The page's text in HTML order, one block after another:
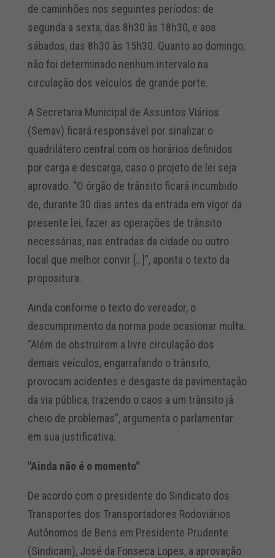
de caminhões nos seguintes períodos: de
segunda a sexta, das 8h30 às 18h30, e aos
sábados, das 8h30 às 15h30. Quanto ao domingo,
não foi determinado nenhum intervalo na
circulação dos veículos de grande porte.
A Secretaria Municipal de Assuntos Viários
(Semav) ficará responsável por sinalizar o
quadrilátero central com os horários definidos
por carga e descarga, caso o projeto de lei seja
aprovado. “O órgão de trânsito ficará incumbido
de, durante 30 dias antes da entrada em vigor da
presente lei, fazer as operações de trânsito
necessárias, nas entradas da cidade ou outro
local que melhor convir […]”, aponta o texto da
propositura.
Ainda conforme o texto do vereador, o
descumprimento da norma pode ocasionar multa.
“Além de obstruírem a livre circulação dos
demais veículos, engarrafando o trânsito,
provocam acidentes e desgaste da pavimentação
da via pública, trazendo o caos a um trânsito já
cheio de problemas”, argumenta o parlamentar
em sua justificativa.
"Ainda não é o momento"
De acordo com o presidente do Sindicato dos
Transportes dos Transportadores Rodoviários
Autônomos de Bens em Presidente Prudente
(Sindicam), José da Fonseca Lopes, a aprovação